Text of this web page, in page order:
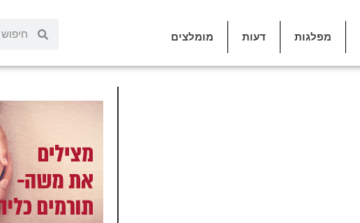
מפלגות דעות מומלצים